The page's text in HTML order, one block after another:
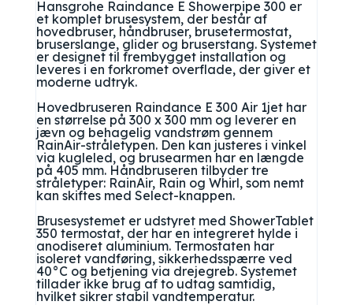
Hansgrohe Raindance E Showerpipe 300 er
et komplet brusesystem, der består af
hovedbruser, håndbruser, brusetermostat,
bruserslange, glider og bruserstang. Systemet
er designet til frembygget installation og
leveres i en forkromet overflade, der giver et
moderne udtryk.
Hovedbruseren Raindance E 300 Air 1jet har
en størrelse på 300 x 300 mm og leverer en
jævn og behagelig vandstrøm gennem
RainAir-stråletypen. Den kan justeres i vinkel
via kugleled, og brusearmen har en længde
på 405 mm. Håndbruseren tilbyder tre
stråletyper: RainAir, Rain og Whirl, som nemt
kan skiftes med Select-knappen.
Brusesystemet er udstyret med ShowerTablet
350 termostat, der har en integreret hylde i
anodiseret aluminium. Termostaten har
isoleret vandføring, sikkerhedsspærre ved
40°C og betjening via drejegreb. Systemet
tillader ikke brug af to udtag samtidig,
hvilket sikrer stabil vandtemperatur.